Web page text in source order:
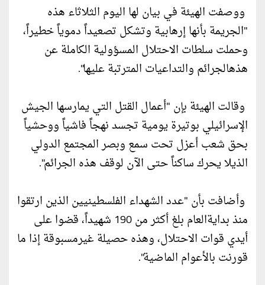
ووصفت الهيئة في بيان لها اليوم الثلاثاء هذه
"الجريمة بأنها إرهابية وتشكل تصعيداً دموياً خطيراً،
وحملت سلطات الاحتلال المسؤولية الكاملة عن
هذهالجرائم والتداعيات المترتبة عليها".
وقالت الهيئة بإن "أعمال القتل التي يمارسها الجيش
الإسرائيلي بوتيرة يومية تجسد نهجاً فاشياً ووحشياً
بحق شعب أعزل تحت سمع وبصر المجتمع الدولي
الذيلا يحرك ساكناً حتى الآن لوقف هذه الجرائم".
وأضافت بأن "عدد الشهداء الفلسطينيين الذين ارتقوا
منذ بدايةالعام بلغ أكثر من 190 شهيداً، قضوا على
أيدي قوات الاحتلال، وهذه حصيلة غيرمسبوقة إذا ما
قورنت بالأعوام الماضية".